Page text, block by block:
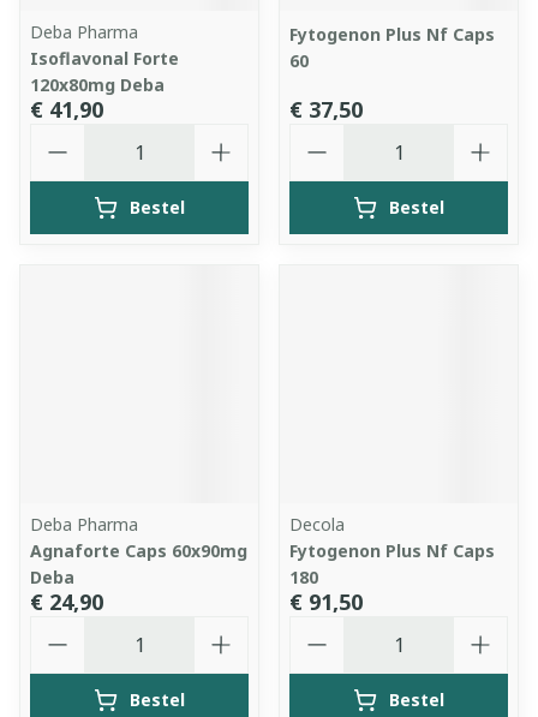
Deba Pharma
Isoflavonal Forte
120x80mg Deba
€ 41,90
Bestel
Fytogenon Plus Nf Caps
60
€ 37,50
Bestel
Deba Pharma
Agnaforte Caps 60x90mg
Deba
€ 24,90
Bestel
Decola
Fytogenon Plus Nf Caps
180
€ 91,50
Bestel